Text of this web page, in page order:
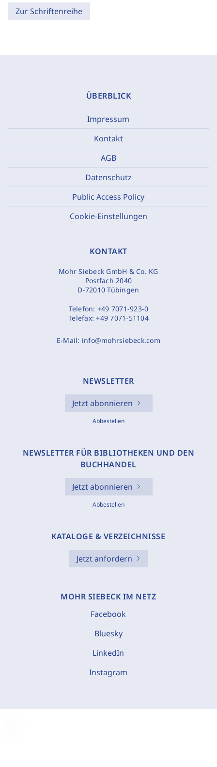
Zur Schriftenreihe
ÜBERBLICK
Impressum
Kontakt
AGB
Datenschutz
Public Access Policy
Cookie-Einstellungen
KONTAKT
Mohr Siebeck GmbH & Co. KG
Postfach 2040
D-72010 Tübingen
Telefon: +49 7071-923-0
Telefax:+49 7071-51104
E-Mail: info@mohrsiebeck.com
NEWSLETTER
Jetzt abonnieren
Abbestellen
NEWSLETTER FÜR BIBLIOTHEKEN UND DEN
BUCHHANDEL
Jetzt abonnieren
Abbestellen
KATALOGE & VERZEICHNISSE
Jetzt anfordern
MOHR SIEBECK IM NETZ
Facebook
Bluesky
LinkedIn
Instagram